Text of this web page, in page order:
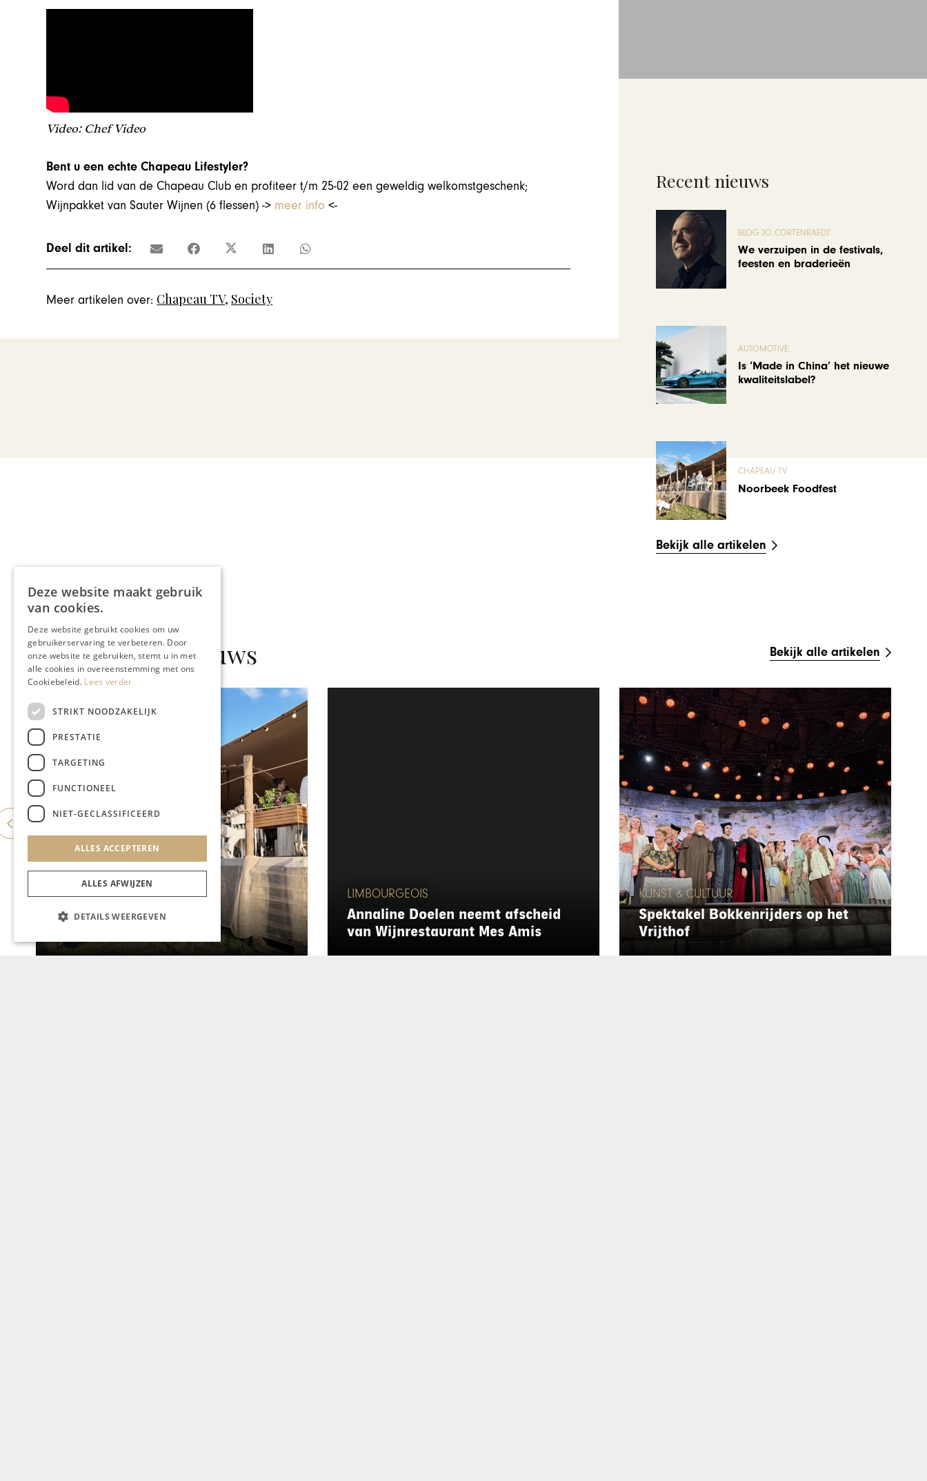
Video: Chef Video
Bent u een echte Chapeau Lifestyler?
Word dan lid van de Chapeau Club en profiteer t/m 25-02 een geweldig welkomstgeschenk;
Wijnpakket van Sauter Wijnen (6 flessen) -> meer info <-
Deel dit artikel:
Meer artikelen over: Chapeau TV, Society
Recent nieuws
BLOG JO CORTENRAEDT
We verzuipen in de festivals,
feesten en braderieën
AUTOMOTIVE
Is ‘Made in China’ het nieuwe
kwaliteitslabel?
CHAPEAU TV
Noorbeek Foodfest
Bekijk alle artikelen
Gerelateerd nieuws Bekijk alle artikelen
CHAPEAU TV
LIMBOURGEOIS
Annaline Doelen neemt afscheid
van Wijnrestaurant Mes Amis
KUNST & CULTUUR
Spektakel Bokkenrijders op het
Vrijthof
Deze website maakt gebruik
van cookies.
Deze website gebruikt cookies om uw
gebruikerservaring te verbeteren. Door
onze website te gebruiken, stemt u in met
alle cookies in overeenstemming met ons
Cookiebeleid. Lees verder
STRIKT NOODZAKELIJK
PRESTATIE
TARGETING
FUNCTIONEEL
NIET-GECLASSIFICEERD
ALLES ACCEPTEREN
ALLES AFWIJZEN
DETAILS WEERGEVEN